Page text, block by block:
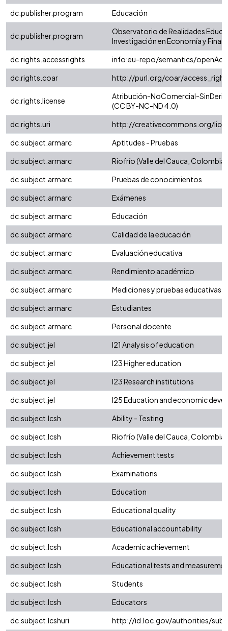
dc.publisher.program
Educación
dc.publisher.program
Observatorio de Realidades
Investigación en Economía y
dc.rights.accessrights
info:eu-repo/semantics/
dc.rights.coar
http://purl.org/coar/
dc.rights.license
Atribución-NoComercial-
(CC BY-NC-ND 4.0)
dc.rights.uri
http://creativecommons.org/
dc.subject.armarc
Aptitudes - Pruebas
dc.subject.armarc
Riofrío (Valle del Cauca, Colombia)
dc.subject.armarc
Pruebas de conocimientos
dc.subject.armarc
Exámenes
dc.subject.armarc
Educación
dc.subject.armarc
Calidad de la educación
dc.subject.armarc
Evaluación educativa
dc.subject.armarc
Rendimiento académico
dc.subject.armarc
Mediciones y pruebas educativas
dc.subject.armarc
Estudiantes
dc.subject.armarc
Personal docente
dc.subject.jel
I21 Analysis of education
dc.subject.jel
I23 Higher education
dc.subject.jel
I23 Research institutions
dc.subject.jel
I25 Education and economic
dc.subject.lcsh
Ability - Testing
dc.subject.lcsh
Riofrío (Valle del Cauca, Colombia)
dc.subject.lcsh
Achievement tests
dc.subject.lcsh
Examinations
dc.subject.lcsh
Education
dc.subject.lcsh
Educational quality
dc.subject.lcsh
Educational accountability
dc.subject.lcsh
Academic achievement
dc.subject.lcsh
Educational tests and
dc.subject.lcsh
Students
dc.subject.lcsh
Educators
dc.subject.lcshuri
http://id.loc.gov/authorities/